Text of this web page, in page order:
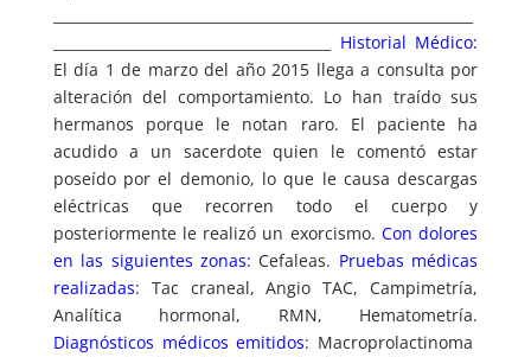
Historial Médico:
El día 1 de marzo del año 2015 llega a consulta por
alteración del comportamiento. Lo han traído sus
hermanos porque le notan raro. El paciente ha
acudido a un sacerdote quien le comentó estar
poseído por el demonio, lo que le causa descargas
eléctricas que recorren todo el cuerpo y
posteriormente le realizó un exorcismo. Con dolores
en las siguientes zonas: Cefaleas. Pruebas médicas
realizadas: Tac craneal, Angio TAC, Campimetría,
Analítica hormonal, RMN, Hematometría.
Diagnósticos médicos emitidos: Macroprolactinoma